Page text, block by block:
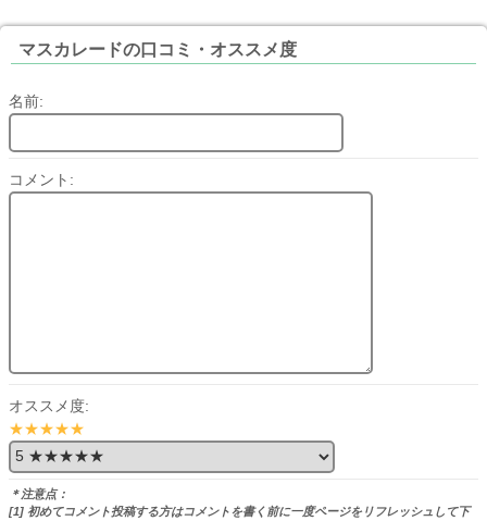
マスカレードの口コミ・オススメ度
名前:
コメント:
オススメ度:
★★★★★
＊注意点：
[1] 初めてコメント投稿する方はコメントを書く前に一度ページをリフレッシュして下